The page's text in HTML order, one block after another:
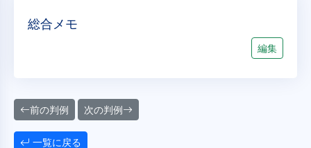
総合メモ
編集
前の判例 次の判例
一覧に戻る